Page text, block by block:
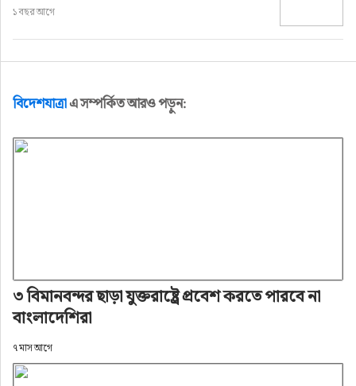
১ বছর আগে
বিদেশযাত্রাএ সম্পর্কিত আরও পড়ুন:
৩ বিমানবন্দর ছাড়া যুক্তরাষ্ট্রে প্রবেশ করতে পারবে না
বাংলাদেশিরা
৭ মাস আগে